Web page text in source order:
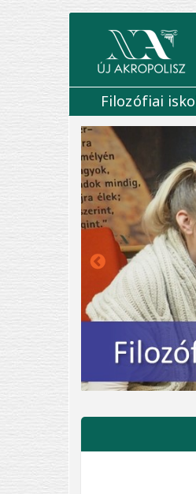
Main
navigation
Filozófiai